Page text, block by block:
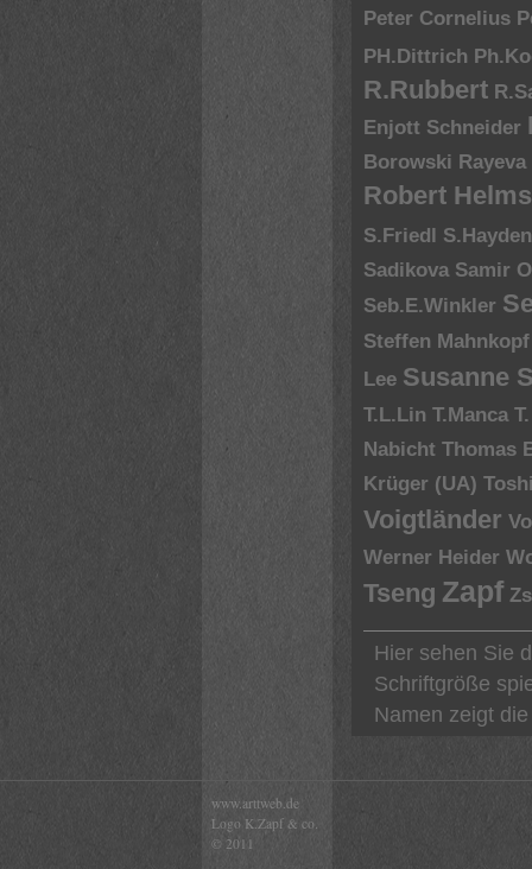
Peter Cornelius
PH.Dittrich
R.Rubbert
Enjott Schneider
Borowski Rayeva
Robert
S.Friedl
S.Hayden
Sadikova Samir
Seb.E.Winkler
Steffen
Lee Susanne
T.L.Lin T.Manca
Nabicht Thomas
Krüger (UA)
Voigtländer
Werner Heider
Tseng Zapf
Hier sehen Sie
Schriftgröße
Namen zeigt
www.arttweb.de
Logo K.Zapf & co.
© 2011